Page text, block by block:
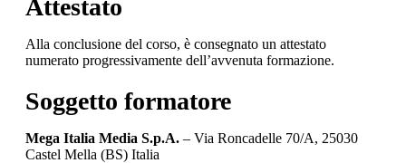
Attestato
Alla conclusione del corso, è consegnato un attestato
numerato progressivamente dell’avvenuta formazione.
Soggetto formatore
Mega Italia Media S.p.A. – Via Roncadelle 70/A, 25030
Castel Mella (BS) Italia